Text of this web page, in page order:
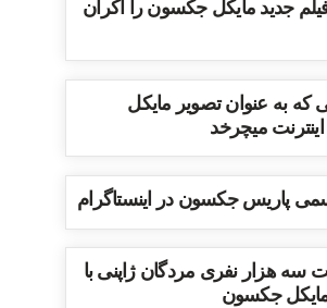
جدید مایکل جکسون را اکران
که به عنوان تصویر مایکل
میچرخد
پاریس جکسون در اینستاگرام
هزار نفری مردگان ژاپنی با
مایکل جکسون